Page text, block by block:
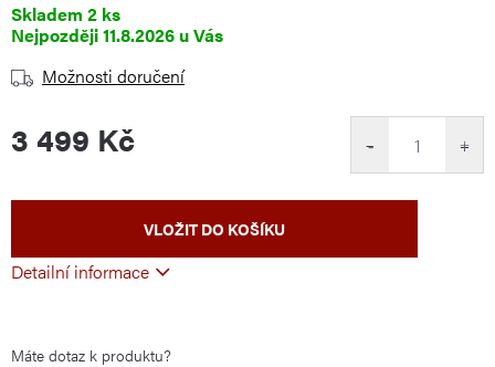
Skladem 2 ks
11.8.2026
Možnosti doručení
3 499 Kč
cena:
+
−
VLOŽIT DO KOŠÍKU
Detailní informace
Máte dotaz k produktu?